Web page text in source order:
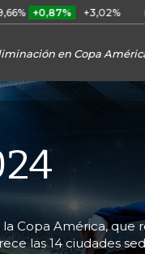
+3,02% DTF
en Copa
Copa América, que
las 14 ciudades